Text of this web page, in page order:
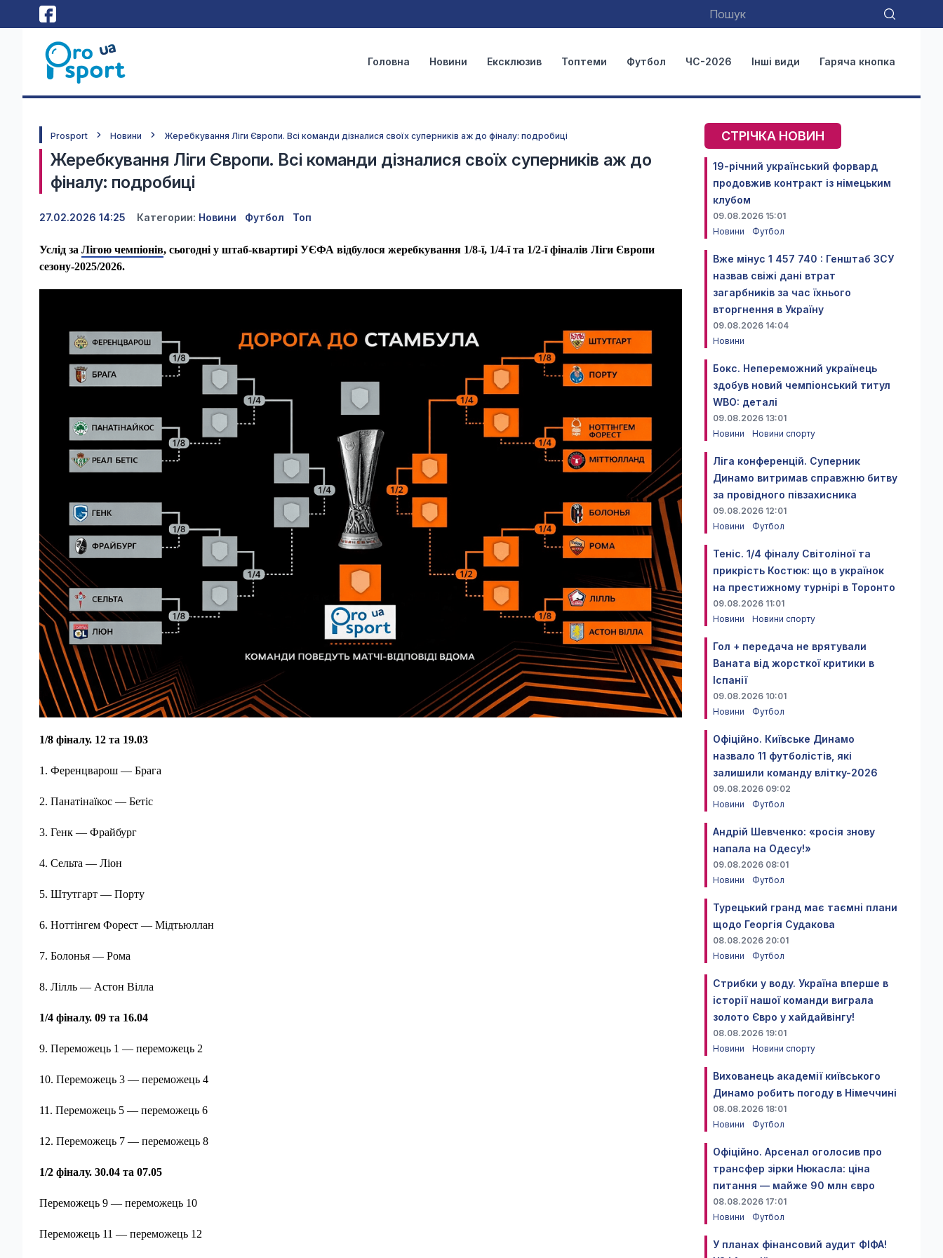
Головна Новини Ексклюзив Топтеми Футбол ЧС-2026 Інші види Гаряча кнопка
Prosport Новини Жеребкування Ліги Європи. Всі команди дізналися своїх суперників аж до фіналу: подробиці
Жеребкування Ліги Європи. Всі команди дізналися своїх суперників аж до
фіналу: подробиці
27.02.2026 14:25 Категории: Новини Футбол Топ
Услід за Лігою чемпіонів, сьогодні у штаб-квартирі УЄФА відбулося жеребкування 1/8-ї, 1/4-ї та 1/2-ї фіналів Ліги Європи
сезону-2025/2026.
1/8 фіналу. 12 та 19.03
1. Ференцварош — Брага
2. Панатінаїкос — Бетіс
3. Генк — Фрайбург
4. Сельта — Ліон
5. Штутгарт — Порту
6. Ноттінгем Форест — Мідтьюллан
7. Болонья — Рома
8. Лілль — Астон Вілла
1/4 фіналу. 09 та 16.04
9. Переможець 1 — переможець 2
10. Переможець 3 — переможець 4
11. Переможець 5 — переможець 6
12. Переможець 7 — переможець 8
1/2 фіналу. 30.04 та 07.05
Переможець 9 — переможець 10
Переможець 11 — переможець 12
СТРІЧКА НОВИН
19-річний український форвард
продовжив контракт із німецьким
клубом
09.08.2026 15:01
Новини
Футбол
Вже мінус 1 457 740 : Генштаб ЗСУ
назвав свіжі дані втрат
загарбників за час їхнього
вторгнення в Україну
09.08.2026 14:04
Новини
Бокс. Непереможний українець
здобув новий чемпіонський титул
WBO: деталі
09.08.2026 13:01
Новини
Новини спорту
Ліга конференцій. Суперник
Динамо витримав справжню битву
за провідного півзахисника
09.08.2026 12:01
Новини
Футбол
Теніс. 1/4 фіналу Світоліної та
прикрість Костюк: що в українок
на престижному турнірі в Торонто
09.08.2026 11:01
Новини
Новини спорту
Гол + передача не врятували
Ваната від жорсткої критики в
Іспанії
09.08.2026 10:01
Новини
Футбол
Офіційно. Київське Динамо
назвало 11 футболістів, які
залишили команду влітку-2026
09.08.2026 09:02
Новини
Футбол
Андрій Шевченко: «росія знову
напала на Одесу!»
09.08.2026 08:01
Новини
Футбол
Турецький гранд має таємні плани
щодо Георгія Судакова
08.08.2026 20:01
Новини
Футбол
Стрибки у воду. Україна вперше в
історії нашої команди виграла
золото Євро у хайдайвінгу!
08.08.2026 19:01
Новини
Новини спорту
Вихованець академії київського
Динамо робить погоду в Німеччині
08.08.2026 18:01
Новини
Футбол
Офіційно. Арсенал оголосив про
трансфер зірки Нюкасла: ціна
питання — майже 90 млн євро
08.08.2026 17:01
Новини
Футбол
У планах фінансовий аудит ФІФА!